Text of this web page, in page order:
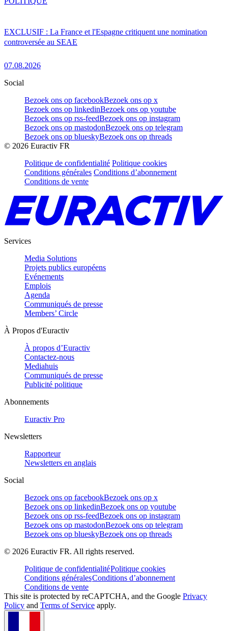
EXCLUSIF : La France et l'Espagne critiquent une nomination
controversée au SEAE
07.08.2026
Social
Bezoek ons op facebookBezoek ons op x
Bezoek ons op linkedinBezoek ons op youtube
Bezoek ons op rss-feedBezoek ons op instagram
Bezoek ons op mastodonBezoek ons op telegram
Bezoek ons op blueskyBezoek ons op threads
© 2026 Euractiv FR
Politique de confidentialité Politique cookies
Conditions générales Conditions d’abonnement
Conditions de vente
Services
Media Solutions
Projets publics européens
Evénements
Emplois
Agenda
Communiqués de presse
Members’ Circle
À Propos d'Euractiv
À propos d’Euractiv
Contactez-nous
Mediahuis
Communiqués de presse
Publicité politique
Abonnements
Euractiv Pro
Newsletters
Rapporteur
Newsletters en anglais
Social
Bezoek ons op facebookBezoek ons op x
Bezoek ons op linkedinBezoek ons op youtube
Bezoek ons op rss-feedBezoek ons op instagram
Bezoek ons op mastodonBezoek ons op telegram
Bezoek ons op blueskyBezoek ons op threads
© 2026 Euractiv FR. All rights reserved.
Politique de confidentialitéPolitique cookies
Conditions généralesConditions d’abonnement
Conditions de vente
This site is protected by reCAPTCHA, and the Google Privacy
Policy and Terms of Service apply.